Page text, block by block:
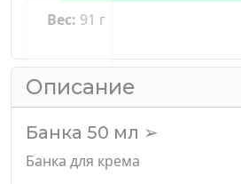
Вес: 91 г
Описание
Банка 50 мл ➢
Банка для крема